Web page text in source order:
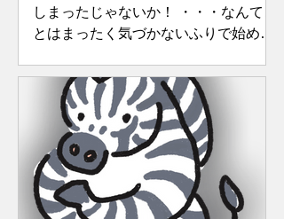
しまったじゃないか！ ・・・なんてこ
とはまったく気づかないふりで始めま
ーんど「世界ハリネズミの日」です。
未だかつてダチョウについて何も考え
たことはないけれど、勉強してまいり
ます！...